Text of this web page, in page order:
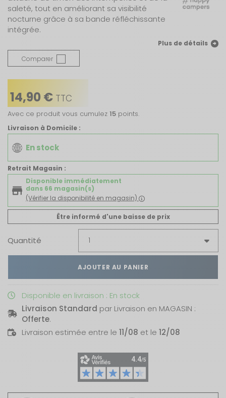
saleté, tout en améliorant sa visibilité
nocturne grâce à sa bande réfléchissante
intégrée.
Plus de détails
Comparer
14,90 € TTC
Avec ce produit vous cumulez 15 points.
Livraison à Domicile :
En stock
Retrait Magasin :
Disponible immédiatement
dans 66 magasin(s)
(Vérifier la disponibilité en magasin)
Être informé d'une baisse de prix
Quantité
AJOUTER AU PANIER
Disponible en livraison : En stock
Livraison Standard par Livraison en MAGASIN :
Offerte.
Livraison estimée entre le 11/08 et le 12/08